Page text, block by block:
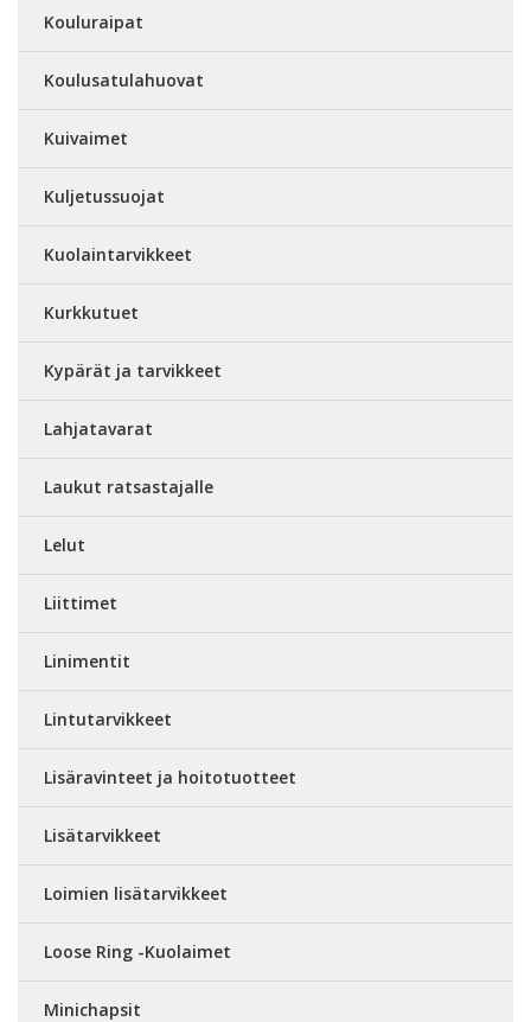
Kouluraipat
Koulusatulahuovat
Kuivaimet
Kuljetussuojat
Kuolaintarvikkeet
Kurkkutuet
Kypärät ja tarvikkeet
Lahjatavarat
Laukut ratsastajalle
Lelut
Liittimet
Linimentit
Lintutarvikkeet
Lisäravinteet ja hoitotuotteet
Lisätarvikkeet
Loimien lisätarvikkeet
Loose Ring -Kuolaimet
Minichapsit